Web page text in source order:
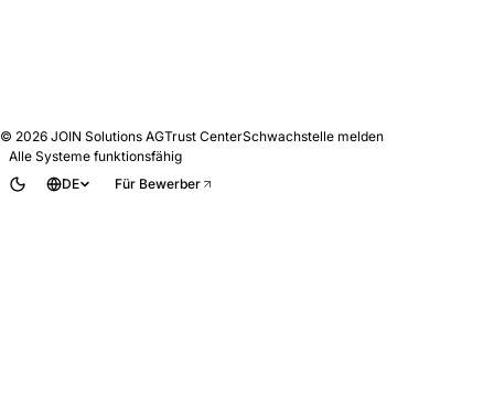
© 2026 JOIN Solutions AGTrust CenterSchwachstelle melden
Alle Systeme funktionsfähig
DE
Für Bewerber